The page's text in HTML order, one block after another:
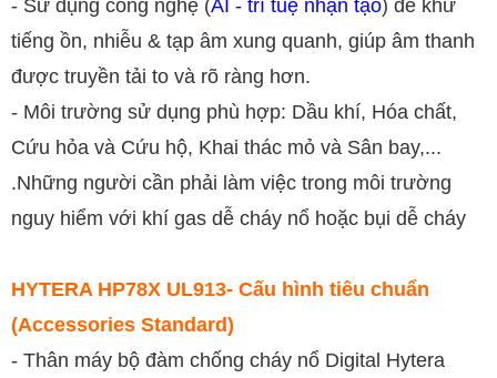
- Sử dụng công nghệ (AI - trí tuệ nhận tạo) để khử
tiếng ồn, nhiễu & tạp âm xung quanh, giúp âm thanh
được truyền tải to và rõ ràng hơn.
- Môi trường sử dụng phù hợp: Dầu khí, Hóa chất,
Cứu hỏa và Cứu hộ, Khai thác mỏ và Sân bay,...
.Những người cần phải làm việc trong môi trường
nguy hiểm với khí gas dễ cháy nổ hoặc bụi dễ cháy
HYTERA HP78X UL913- Cấu hình tiêu chuẩn
(Accessories Standard)
- Thân máy bộ đàm chống cháy nổ Digital Hytera